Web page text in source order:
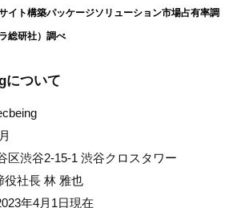
イト構築パッケージソリューション市場占有率調
総研社）調べ
について
区渋谷2-15-1 渋谷クロスタワー
役社長 林 雅也
年4月1日現在